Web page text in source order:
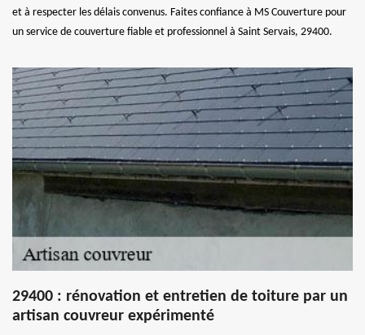
et à respecter les délais convenus. Faites confiance à MS Couverture pour
un service de couverture fiable et professionnel à Saint Servais, 29400.
29400 : rénovation et entretien de toiture par un
artisan couvreur expérimenté